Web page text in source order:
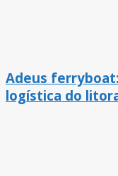
Adeus
logística do